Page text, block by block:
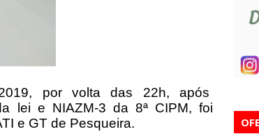
por volta das 22h, após
lei e NIAZM-3 da 8ª CIPM, foi
e GT de Pesqueira.